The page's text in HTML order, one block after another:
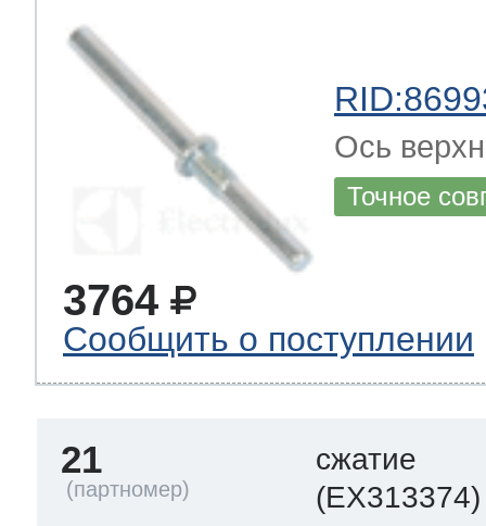
Ось
Точное
3764
Сообщить о поступлении
21
сжатие
(EX313374)